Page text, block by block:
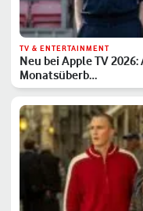
TV & ENTERTAINMENT
Neu bei Apple TV
Monatsüberb…